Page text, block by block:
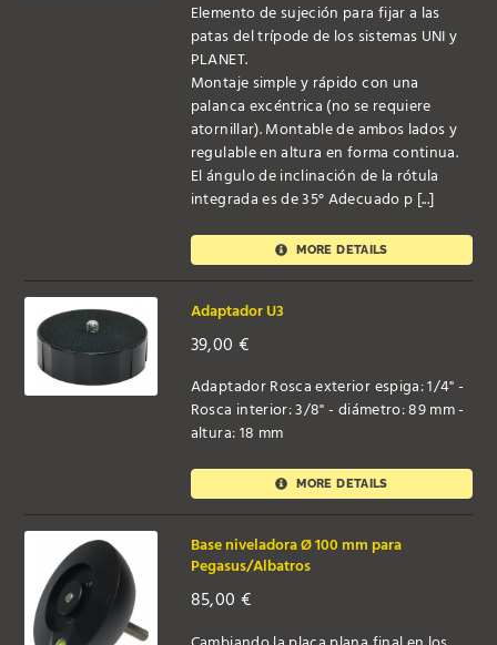
Elemento de sujeción para fijar a las
patas del trípode de los sistemas UNI y
PLANET.
Montaje simple y rápido con una
palanca excéntrica (no se requiere
atornillar). Montable de ambos lados y
regulable en altura en forma continua.
El ángulo de inclinación de la rótula
integrada es de 35° Adecuado p [...]
MORE DETAILS
Adaptador U3
39,00 €
Adaptador Rosca exterior espiga: 1/4" -
Rosca interior: 3/8" - diámetro: 89 mm -
altura: 18 mm
MORE DETAILS
Base niveladora Ø 100 mm para
Pegasus/Albatros
85,00 €